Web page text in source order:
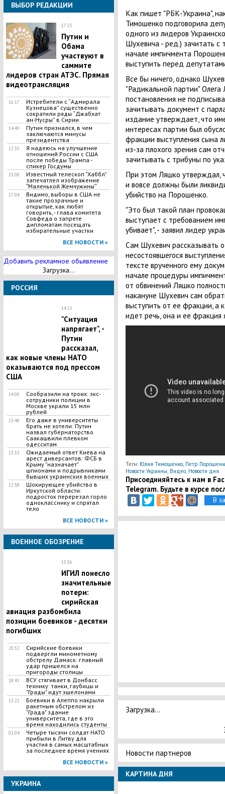
ВЫБОР РЕДАКЦИИ
17:25
Путин и
Обама
участвуют в
саммите
лидеров стран АТЭС. Прямая
видеотрансляция
16:17
Истребители с “Адмирала
Кузнецова” существенно
сократили ряды “Джабхат
ан-Нусры” в Сирии
14:49
Путин признался, в чем
заключаются минусы
президентства
12:35
Я надеюсь на улучшение
отношений России с США
после победы Трампа -
спикер Госдумы
23:08
Известный телескоп "Хаббл"
запечатлел изображение
ʺМаленькой Жемчужиныʺ
17:04
Видимо, выборы в США не
такие прозрачные и
открытые, как любят
говорить, - глава комитета
Совфеда о запрете
дипломатам посещать
избирательные участки
ВСЕ НОВОСТИ »
Добавить рекламное обьявление
Загрузка...
РОССИЯ
14:15
"Ситуация
напрягает", -
Путин
рассказал,
как новые члены НАТО
оказываются под прессом
США
14:00
Сообразили на троих: экс-
сотрудники полиции в
Москве украли 15 млн
рублей
13:48
Его даже в университеты
брать не хотели: Путин
назвал губернаторство
Саакашвили плевком
одесситам
13:33
Ожидаемый ответ Киева на
арест диверсантов: ФСБ в
Крыму "назначает"
шпионами и подрывниками
бывших украинских военных
12:38
Шокирующее убийство в
Иркутской области:
подросток перерезал горло
однокласснику и спрятал
тело
ВСЕ НОВОСТИ »
ВОЕННОЕ ОБОЗРЕНИЕ
13:36
ИГИЛ понесло
значительные
потери:
сирийская
авиация разбомбила
позиции боевиков - десятки
погибших
20:52
Сирийские боевики
подвергли минометному
обстрелу Дамаск: главный
удар пришелся на
пригороды столицы
18:41
ВСУ стягивает в Донбасс
технику: танки, гаубицы и
"Грады" идут эшелонами
13:21
Боевики в Алеппо накрыли
ракетным обстрелом из
"Града" здание
университета, где в это
время находились студенты
01:04
Четыре тысячи солдат НАТО
прибыли в Литву для
участия в самых масштабных
за последнее время учениях
ВСЕ НОВОСТИ »
УКРАИНА
Как пишет "РБК-Украина",
Тимошенко подговорила
одного из лидеров
Шухевича - ред.) зачитать с
начале импичмента
выступить перед
Все бы ничего, однако
"Радикальной партии"
постановления не
зачитывать документ с
издание утверждает, что
интересах партии был
фракции выступления сына
из-за плохого зрения сам
зачитывать с трибуны по
При этом Ляшко утверждал,
и вовсе должны были
убийство на Порошенко.
"Это был такой план
выступает с требованием
убивает", - заявил лидер
Сам Шухевич рассказывать
несостоявшегося
тексте врученного ему
начале процедуры
от обвинений Ляшко
накануне Шухевич сам
выступить от ее фракции, а
идет речь, она и ее фракция
Теги: Юлия Тимошенко, Петр
Новости Украины, Видео, Новости дня
Присоединяйтесь к нам в
Telegram. Будьте в курсе
В
Загрузка...
Новости партнеров
КАРТИНА ДНЯ